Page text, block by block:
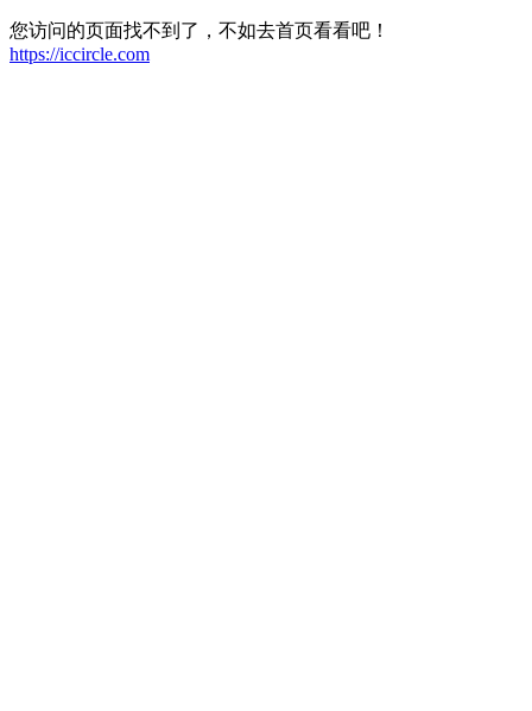
您访问的页面找不到了，不如去首页看看吧！
https://iccircle.com